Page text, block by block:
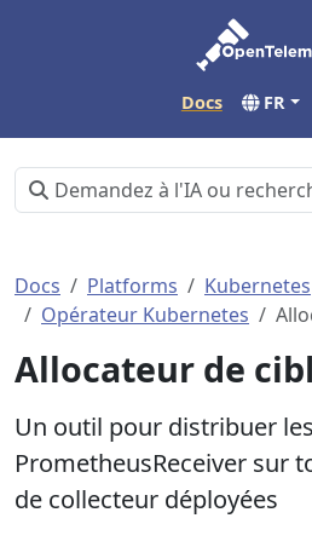
Docs FR
Docs Platforms
Kubernetes
Opérateur Kubernetes
Allocateur de
Un outil pour distribuer
PrometheusReceiver sur
de collecteur déployées